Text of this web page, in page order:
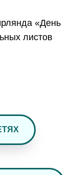
«День
листов